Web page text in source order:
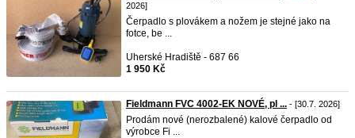
2026]
Čerpadlo s plovákem a nožem je stejné jako na
fotce, be ...
Uherské Hradiště - 687 66
1 950 Kč
Fieldmann FVC 4002-EK NOVÉ, pl ... - [30.7. 2026]
Prodám nové (nerozbalené) kalové čerpadlo od
výrobce Fi ...